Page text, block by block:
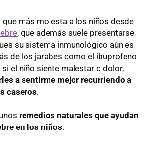
que más molesta a los niños desde
, que además suele presentarse
su sistema inmunológico aún es
de los jarabes como el ibuprofeno
el niño siente malestar o dolor,
a sentirme mejor recurriendo a
caseros.
remedios naturales que ayudan
en los niños.